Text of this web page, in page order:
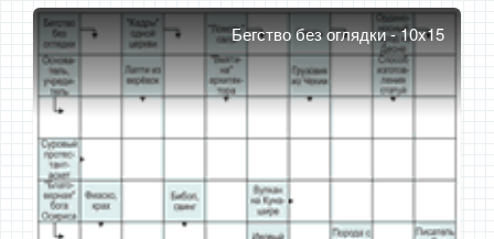
Бегство без оглядки - 10x15